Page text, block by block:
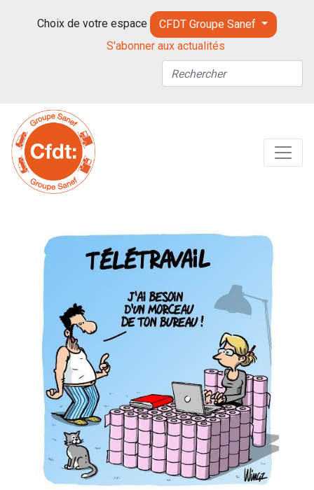
Choix de votre espace
CFDT Groupe Sanef
S'abonner aux actualités